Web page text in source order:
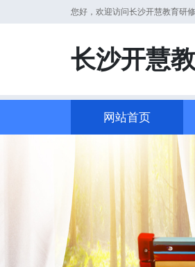
您好，欢迎访问长沙开慧教育研
长沙开慧
网站首页